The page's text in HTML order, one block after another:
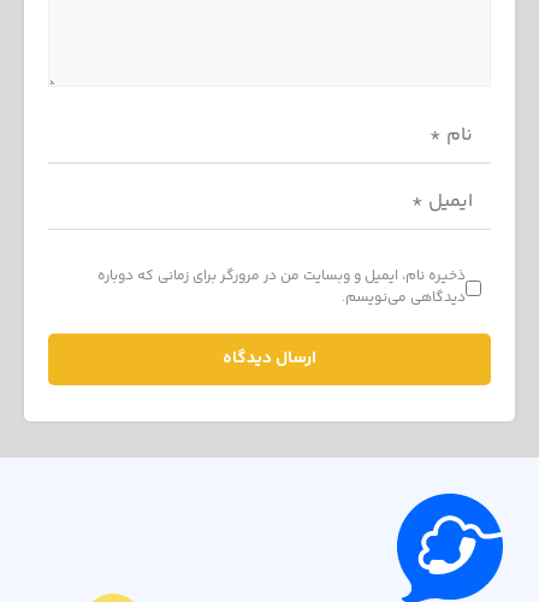
ذخیره نام، ایمیل و وبسایت من در مرورگر برای زمانی که دوباره
دیدگاهی می‌نویسم.